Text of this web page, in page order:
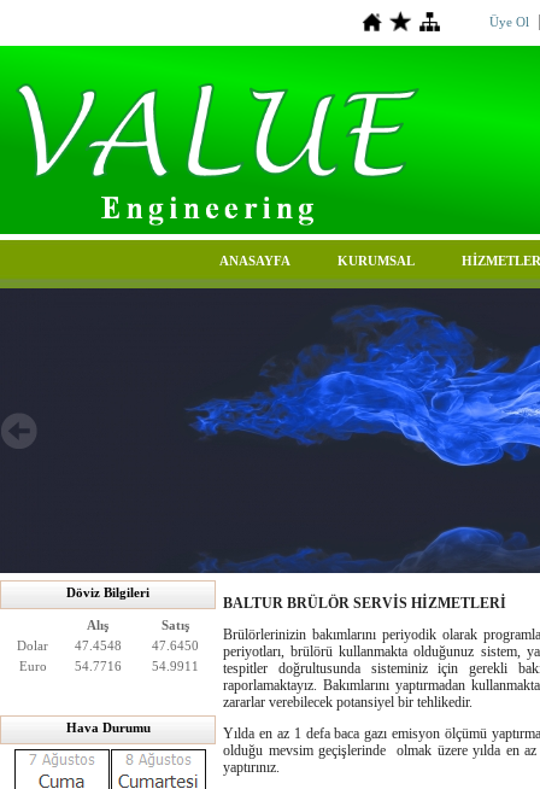
Üye Ol
ANASAYFA KURUMSAL
Döviz Bilgileri
Alış
Satış
Dolar
47.4548
47.6450
Euro
54.7716 54.9911
Hava Durumu
BALTUR BRÜLÖR SERVİS HİZMETLERİ
Brülörlerinizin bakımlarını periyodik olarak
periyotları, brülörü kullanmakta olduğunuz sistem,
tespitler doğrultusunda sisteminiz için gerekli
raporlamaktayız. Bakımlarını yaptırmadan
zararlar verebilecek potansiyel bir tehlikedir.
Yılda en az 1 defa baca gazı emisyon ölçümü
olduğu mevsim geçişlerinde olmak üzere yılda en az
yaptırınız.